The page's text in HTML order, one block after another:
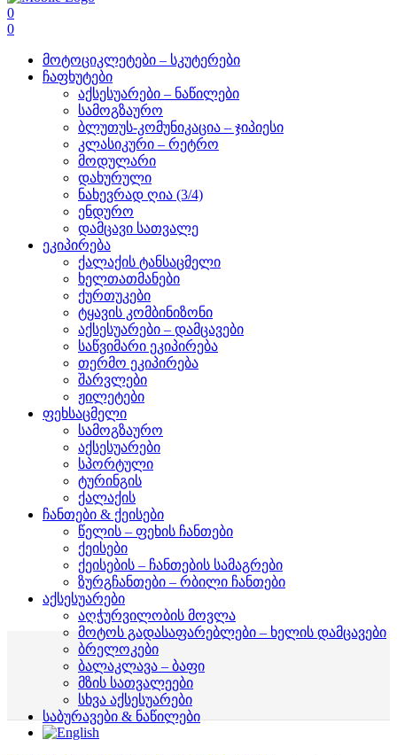
0
0
მოტოციკლეტები – სკუტერები
ჩაფხუტები
აქსესუარები – ნაწილები
სამოგზაურო
ბლუთუს-კომუნიკაცია – ჯიპიესი
კლასიკური – რეტრო
მოდულარი
დახურული
ნახევრად ღია (3/4)
ენდურო
დამცავი სათვალე
ეკიპირება
ქალაქის ტანსაცმელი
ხელთათმანები
ქურთუკები
ტყავის კომბინიზონი
აქსესუარები – დამცავები
საწვიმარი ეკიპირება
თერმო ეკიპირება
შარვლები
ჟილეტები
ფეხსაცმელი
სამოგზაურო
აქსესუარები
სპორტული
ტურინგის
ქალაქის
ჩანთები & ქეისები
წელის – ფეხის ჩანთები
ქეისები
ქეისების – ჩანთების სამაგრები
ზურგჩანთები – რბილი ჩანთები
აქსესუარები
აღჭურვილობის მოვლა
მოტოს გადასაფარებლები – ხელის დამცავები
ბრელოკები
ბალაკლავა – ბაფი
მზის სათვალეები
სხვა აქსესუარები
საბურავები & ნაწილები